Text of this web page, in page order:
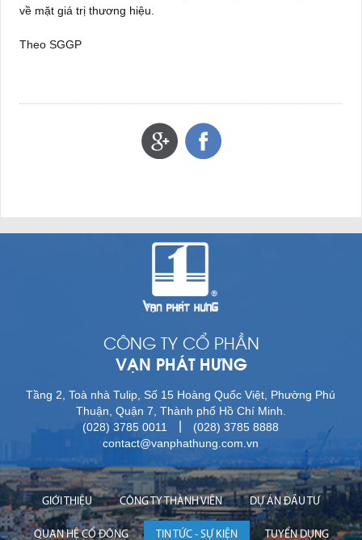
về mặt giá trị thương hiệu.
Theo SGGP
CÔNG TY CỔ PHẦN
VẠN PHÁT HƯNG
Tầng 2, Toà nhà Tulip, Số 15 Hoàng Quốc Việt, Phường Phú
Thuận, Quận 7, Thành phố Hồ Chí Minh.
(028) 3785 0011
(028) 3785 8888
contact@vanphathung.com.vn
GIỚI THIỆU CÔNG TY THÀNH VIÊN DỰ ÁN ĐẦU TƯ
QUAN HỆ CỔ ĐÔNG TIN TỨC - SỰ KIỆN TUYỂN DỤNG